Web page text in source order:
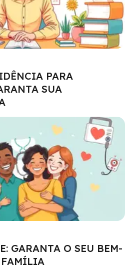
PARA
SUA
GARANTA O SEU BEM-
FAMÍLIA